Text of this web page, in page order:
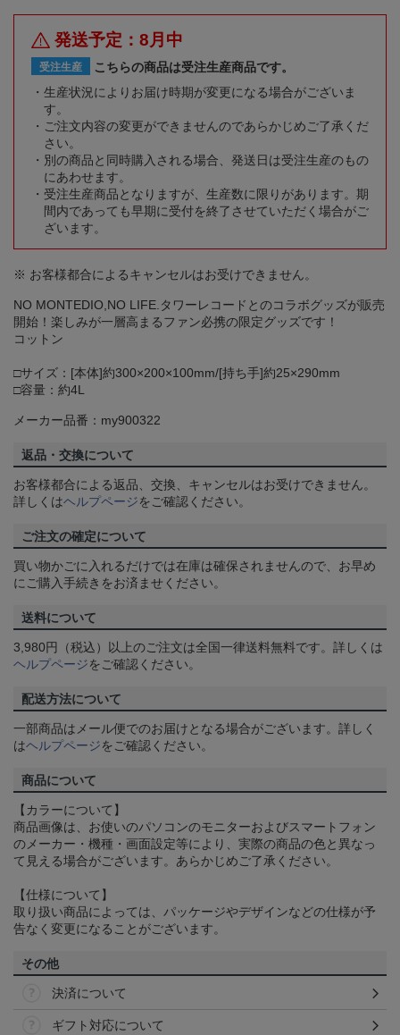
発送予定：8月中
受注生産
こちらの商品は受注生産商品です。
生産状況によりお届け時期が変更になる場合がございま
す。
ご注文内容の変更ができませんのであらかじめご了承くだ
さい。
別の商品と同時購入される場合、発送日は受注生産のもの
にあわせます。
受注生産商品となりますが、生産数に限りがあります。期
間内であっても早期に受付を終了させていただく場合がご
ざいます。
※ お客様都合によるキャンセルはお受けできません。
NO MONTEDIO,NO LIFE.タワーレコードとのコラボグッズが販売
開始！楽しみが一層高まるファン必携の限定グッズです！
コットン
□サイズ：[本体]約300×200×100mm/[持ち手]約25×290mm
□容量：約4L
メーカー品番：my900322
返品・交換について
お客様都合による返品、交換、キャンセルはお受けできません。
詳しくはヘルプページをご確認ください。
ご注文の確定について
買い物かごに入れるだけでは在庫は確保されませんので、お早め
にご購入手続きをお済ませください。
送料について
3,980円（税込）以上のご注文は全国一律送料無料です。詳しくは
ヘルプページをご確認ください。
配送方法について
一部商品はメール便でのお届けとなる場合がございます。詳しく
はヘルプページをご確認ください。
商品について
【カラーについて】
商品画像は、お使いのパソコンのモニターおよびスマートフォン
のメーカー・機種・画面設定等により、実際の商品の色と異なっ
て見える場合がございます。あらかじめご了承ください。
【仕様について】
取り扱い商品によっては、パッケージやデザインなどの仕様が予
告なく変更になることがございます。
その他
決済について
ギフト対応について